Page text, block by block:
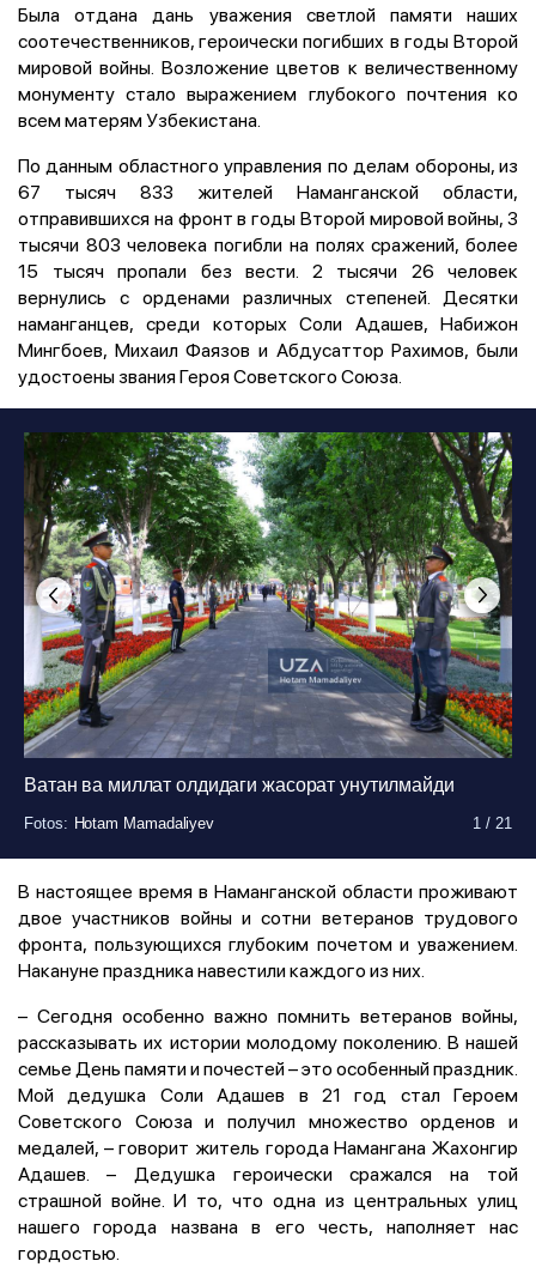
Была отдана дань уважения светлой памяти наших
соотечественников, героически погибших в годы Второй
мировой войны. Возложение цветов к величественному
монументу стало выражением глубокого почтения ко
всем матерям Узбекистана.
По данным областного управления по делам обороны, из
67 тысяч 833 жителей Наманганской области,
отправившихся на фронт в годы Второй мировой войны, 3
тысячи 803 человека погибли на полях сражений, более
15 тысяч пропали без вести. 2 тысячи 26 человек
вернулись с орденами различных степеней. Десятки
наманганцев, среди которых Соли Адашев, Набижон
Мингбоев, Михаил Фаязов и Абдусаттор Рахимов, были
удостоены звания Героя Советского Союза.
Ватан ва миллат олдидаги жасорат унутилмайди
Fotos: Hotam Mamadaliyev 1 / 21
Fotos: Hotam Mamadaliyev 1 / 21
Fotos: Hotam Mamadaliyev 1 / 21
Fotos: Hotam Mamadaliyev 1 / 21
Fotos: Hotam Mamadaliyev 1 / 21
Fotos: Hotam Mamadaliyev 1 / 21
Fotos: Hotam Mamadaliyev 1 / 21
Fotos: Hotam Mamadaliyev 1 / 21
Fotos: Hotam Mamadaliyev 1 / 21
Fotos: Hotam Mamadaliyev 1 / 21
Fotos: Hotam Mamadaliyev 1 / 21
Fotos: Hotam Mamadaliyev 1/21
Fotos: Hotam Mamadaliyev 1 / 21
Fotos: Hotam Mamadaliyev 1 / 21
Fotos: Hotam Mamadaliyev 1 / 21
Fotos: Hotam Mamadaliyev 1 / 21
Fotos: Hotam Mamadaliyev 1 / 21
Fotos: Hotam Mamadaliyev 1 / 21
Fotos: Hotam Mamadaliyev 1 / 21
Fotos: Hotam Mamadaliyev 1 / 21
Fotos: Hotam Mamadaliyev 1 / 21
В настоящее время в Наманганской области проживают
двое участников войны и сотни ветеранов трудового
фронта, пользующихся глубоким почетом и уважением.
Накануне праздника навестили каждого из них.
– Сегодня особенно важно помнить ветеранов войны,
рассказывать их истории молодому поколению. В нашей
семье День памяти и почестей – это особенный праздник.
Мой дедушка Соли Адашев в 21 год стал Героем
Советского Союза и получил множество орденов и
медалей, – говорит житель города Намангана Жахонгир
Адашев. – Дедушка героически сражался на той
страшной войне. И то, что одна из центральных улиц
нашего города названа в его честь, наполняет нас
гордостью.